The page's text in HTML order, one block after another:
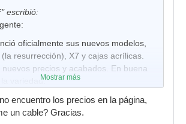
escribió:
oficialmente sus nuevos modelos,
resurrección), X7 y cajas acrílicas.
nuevos precios y acabados. En buena
la variedad.
a poner las fotos, los remito
a la web de PDP:
Mostrar más
encuentro los precios en la página,
un cable? Gracias.